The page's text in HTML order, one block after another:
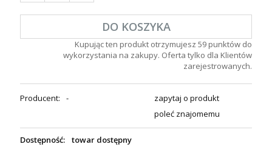
DO KOSZYKA
Kupując ten produkt otrzymujesz 59 punktów do
wykorzystania na zakupy. Oferta tylko dla Klientów
zarejestrowanych.
Producent: -
zapytaj o produkt
poleć znajomemu
Dostępność:
towar dostępny